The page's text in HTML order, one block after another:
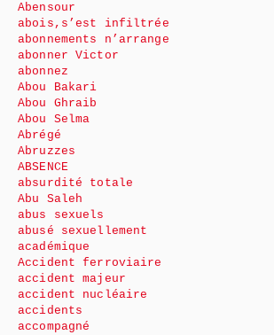
Abensour
abois,s’est infiltrée
abonnements n’arrange
abonner Victor
abonnez
Abou Bakari
Abou Ghraib
Abou Selma
Abrégé
Abruzzes
ABSENCE
absurdité totale
Abu Saleh
abus sexuels
abusé sexuellement
académique
Accident ferroviaire
accident majeur
accident nucléaire
accidents
accompagné